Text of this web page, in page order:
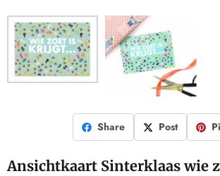
Share Post
Ansichtkaart Sinterklaas wie